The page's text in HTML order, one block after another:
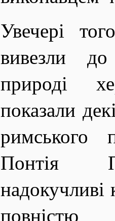
Увечері
вивезли
природі
показали
римського
Понтія
надокучливі